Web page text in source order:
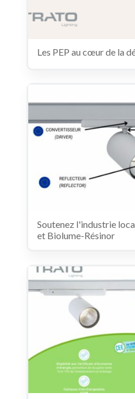
Les PEP au cœur de la
Soutenez l'industrie
et Biolume-Résinor